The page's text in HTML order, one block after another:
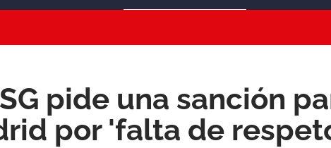
pide una sanción
por 'falta de